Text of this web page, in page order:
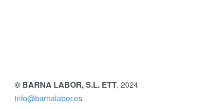
© BARNA LABOR, S.L. ETT, 2024
info@barnalabor.es